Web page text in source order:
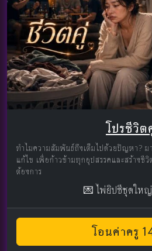
โปรชีวิต
ทำไมความสัมพันธ์ถึงเต็มไปด้วยปัญหา?
แก้ไข เพื่อก้าวข้ามทุกอุปสรรคและสร้างชี
ต้องการ
💌 ไพ่ยิปซีชุดให
โอนค่าครู